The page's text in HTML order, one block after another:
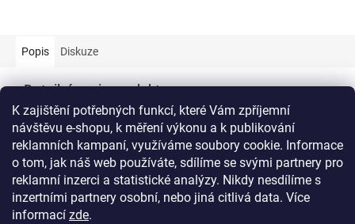
K zajištění potřebných funkcí, které Vám zpříjemní
návštěvu e-shopu, k měření výkonu a k publikování
reklamních kampaní, využíváme soubory cookie. Informace
o tom, jak náš web používáte, sdílíme se svými partnery pro
reklamní inzerci a statistické analýzy. Nikdy nesdílíme s
inzertními partnery osobní, nebo jiná citlivá data. Více
informací zde.
Popis Diskuze
Detailní popis produktu
Doplňkové parametry
Kategorie:
Umělý hnědý korund
Hmotnost: 25 kg